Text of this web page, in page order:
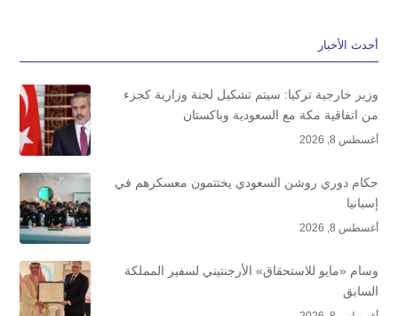
أحدث الأخبار
وزير خارجية تركيا: سيتم تشكيل لجنة وزارية كجزء
من اتفاقية مكة مع السعودية وباكستان
أغسطس 8, 2026
حكام دوري روشن السعودي يختتمون معسكرهم في
إسبانيا
أغسطس 8, 2026
وسام «مايو للاستحقاق» الأرجنتيني لسفير المملكة
السابق